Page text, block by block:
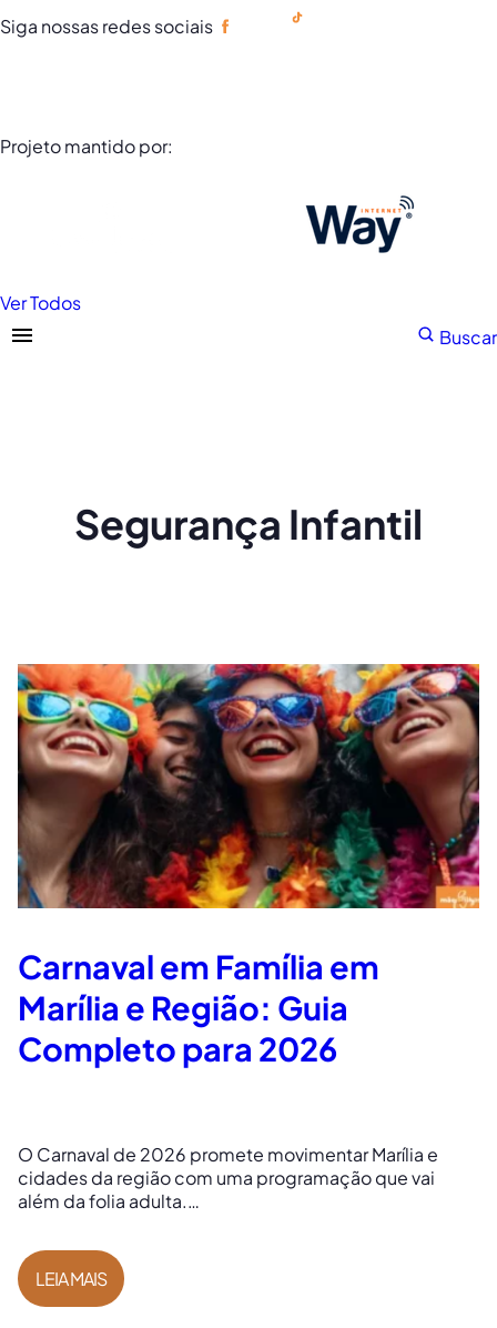
Siga nossas redes sociais
Projeto mantido por:
Ver Todos
Buscar
Segurança Infantil
Carnaval em Família em
Marília e Região: Guia
Completo para 2026
O Carnaval de 2026 promete movimentar Marília e
cidades da região com uma programação que vai
além da folia adulta.…
LEIA MAIS